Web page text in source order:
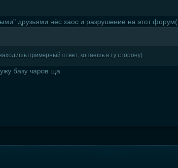
друзьями нёс хаос и разрушение на этот форум(
примерный ответ, копаешь в ту сторону)
базу чаров ща.